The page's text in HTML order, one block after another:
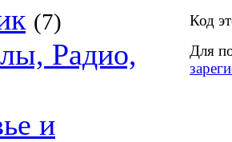
(7)
Радио,
и
Код
Для